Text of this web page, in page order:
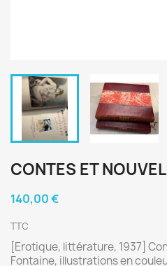
CONTES ET
140,00 €
TTC
[Erotique, littérature, 1937]
Fontaine, illustrations en